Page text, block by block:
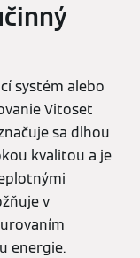
systém alebo
Vitoset
sa dlhou
kvalitou a je
v
energie.